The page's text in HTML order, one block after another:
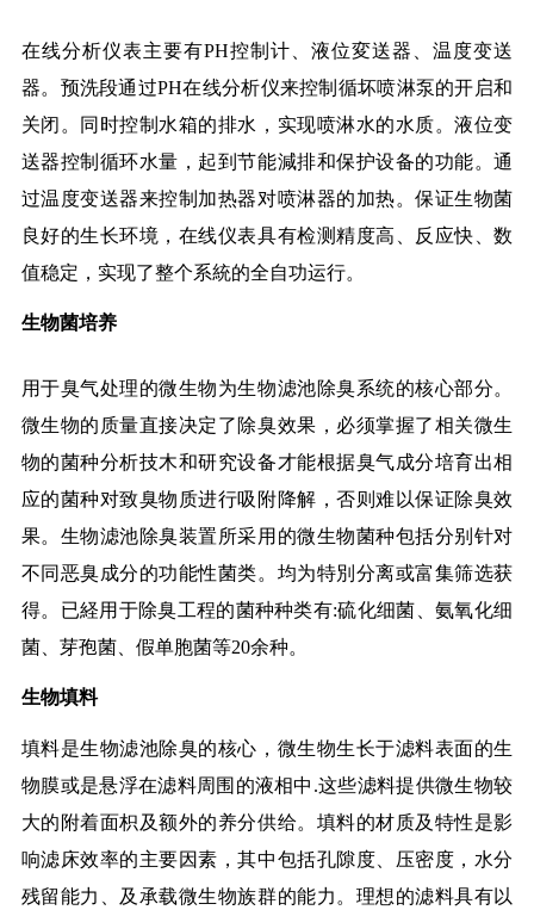
在线分析仪表主要有PH控制计、液位変送器、温度变送
器。预洗段通过PH在线分析仪来控制循坏喷淋泵的开启和
关闭。同时控制水箱的排水，实现喷淋水的水质。液位变
送器控制循环水量，起到节能減排和保护设备的功能。通
过温度变送器来控制加热器对喷淋器的加热。保证生物菌
良好的生长环境，在线仪表具有检测精度高、反应快、数
值稳定，实现了整个系統的全自功运行。
生物菌培养
用于臭气处理的微生物为生物滤池除臭系统的核心部分。
微生物的质量直接决定了除臭效果，必须掌握了相关微生
物的菌种分析技木和研究设备才能根据臭气成分培育出相
应的菌种对致臭物质进行吸附降解，否则难以保证除臭效
果。生物滤池除臭装置所采用的微生物菌种包括分别针对
不同恶臭成分的功能性菌类。均为特別分离或富集筛选获
得。已経用于除臭工程的菌种种类有:硫化细菌、氨氧化细
菌、芽孢菌、假单胞菌等20余种。
生物填料
填料是生物滤池除臭的核心，微生物生长于滤料表面的生
物膜或是悬浮在滤料周围的液相中.这些滤料提供微生物较
大的附着面枳及额外的养分供给。填料的材质及特性是影
响滤床效率的主要因素，其中包括孔隙度、压密度，水分
残留能力、及承载微生物族群的能力。理想的滤料具有以